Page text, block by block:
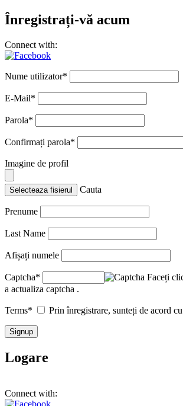
Înregistrați-vă acum
Connect with:
Nume utilizator*
E-Mail*
Parola*
Confirmați parola*
Imagine de profil
Selecteaza fisierul Cauta
Prenume
Last Name
Afișați numele
Captcha*
Faceți
a actualiza captcha .
Terms* Prin înregistrare, sunteți de acord cu
Logare
Connect with: